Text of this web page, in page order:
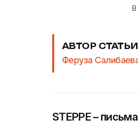
В
АВТОР СТАТЬИ
Феруза
STEPPE –